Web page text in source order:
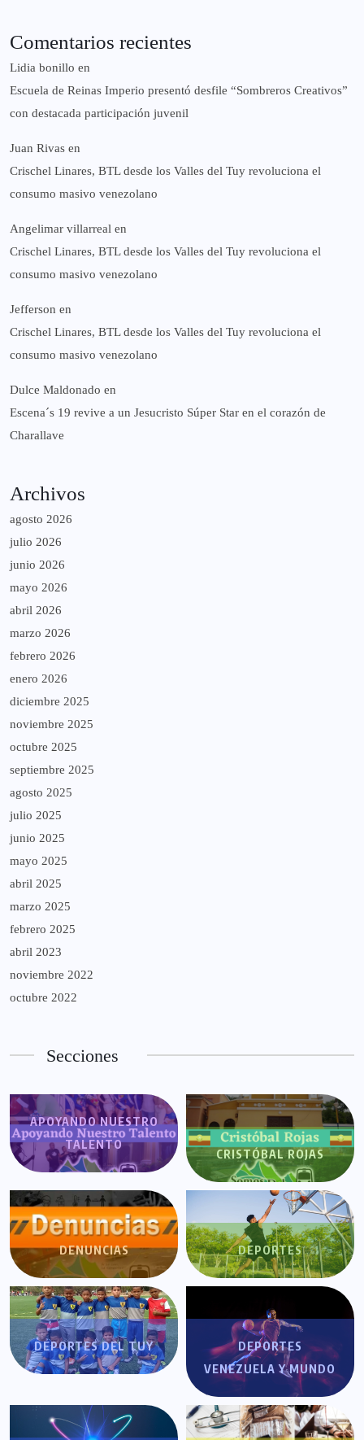
Comentarios recientes
Lidia bonillo en
Escuela de Reinas Imperio presentó desfile “Sombreros Creativos”
con destacada participación juvenil
Juan Rivas en
Crischel Linares, BTL desde los Valles del Tuy revoluciona el
consumo masivo venezolano
Angelimar villarreal en
Crischel Linares, BTL desde los Valles del Tuy revoluciona el
consumo masivo venezolano
Jefferson en
Crischel Linares, BTL desde los Valles del Tuy revoluciona el
consumo masivo venezolano
Dulce Maldonado en
Escena´s 19 revive a un Jesucristo Súper Star en el corazón de
Charallave
Archivos
agosto 2026
julio 2026
junio 2026
mayo 2026
abril 2026
marzo 2026
febrero 2026
enero 2026
diciembre 2025
noviembre 2025
octubre 2025
septiembre 2025
agosto 2025
julio 2025
junio 2025
mayo 2025
abril 2025
marzo 2025
febrero 2025
abril 2023
noviembre 2022
octubre 2022
Secciones
APOYANDO NUESTRO
TALENTO
CRISTÓBAL ROJAS
DENUNCIAS DEPORTES
DEPORTES DEL TUY
DEPORTES
VENEZUELA Y MUNDO